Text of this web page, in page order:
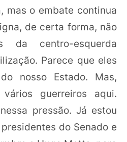
mas o embate continua
de certa forma, não
da centro-esquerda
Parece que eles
nosso Estado. Mas,
guerreiros aqui.
pressão. Já estou
do Senado e